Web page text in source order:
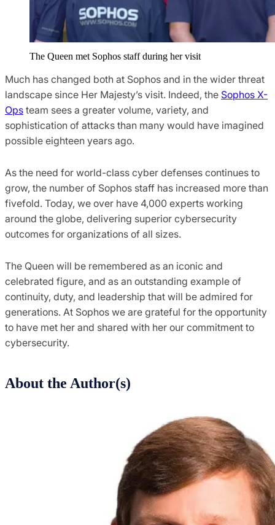
The Queen met Sophos staff during her visit
Much has changed both at Sophos and in the wider threat
landscape since Her Majesty’s visit. Indeed, the Sophos X-
Ops team sees a greater volume, variety, and
sophistication of attacks than many would have imagined
possible eighteen years ago.
As the need for world-class cyber defenses continues to
grow, the number of Sophos staff has increased more than
fivefold. Today, we over have 4,000 experts working
around the globe, delivering superior cybersecurity
outcomes for organizations of all sizes.
The Queen will be remembered as an iconic and
celebrated figure, and as an outstanding example of
continuity, duty, and leadership that will be admired for
generations. At Sophos we are grateful for the opportunity
to have met her and shared with her our commitment to
cybersecurity.
About the Author(s)